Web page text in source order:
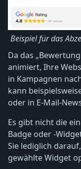
Beispiel für das
Da das
animiert, Ihre
in Kampagnen
kann
oder in E-Mail-
Es gibt nicht die
Badge oder -
Sie lediglich
gewählte Widget